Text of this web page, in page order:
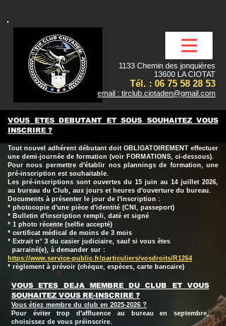
1133 Chemin des jonquières
13600 LA CIOTAT
Tél. : 06 75 58 28 53
email : tirclub.ciotaden@gmail.com
VOUS ETES DEBUTANT ET SOUS SOUHAITEZ VOUS
INSCRIRE ?
Tout nouvel adhérent débutant doit OBLIGATOIREMENT effectuer
une demi-journée de formation (voir FORMATIONS, ci-dessous).
Pour nous permettre d'établir nos plannings de formation, une
pré-inscription est souhaitable.
Les pré-inscriptions sont ouvertes du 15 juin au 14 juillet 2026,
au bureau du Club, aux jours et heures d'ouverture du bureau.
Documents à présenter le jour de l'inscription :
* photocopie d'une pièce d'identité (CNI, passeport)
* Bulletin d'inscription rempli, daté et signé
* 1 photo récente (selfie accepté)
* certificat médical de moins de 3 mois
* Extrait n° 3 du casier judiciaire, sauf si vous êtes
parrainé(e), à demander sur :
https://www.service-public.fr/particuliers/vosdroits/R1264
* règlement à prévoir (chèque, espèces, carte bancaire)
VOUS ETES DEJA MEMBRE DU CLUB ET VOUS
SOUHAITEZ VOUS RE-INSCRIRE ?
Vous étiez membre du club en 2025-2026 ?
Pour éviter trop d'affluence au bureau en septembre,
choisissez de vous préinscrire.